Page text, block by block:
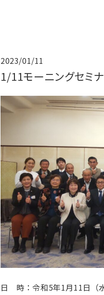
2023/01/11
1/11モーニングセミ
日 時：令和5年1月11日（水